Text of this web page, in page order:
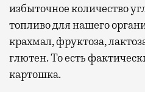
избыточное количество
топливо для нашего
крахмал, фруктоза,
глютен. То есть
картошка.